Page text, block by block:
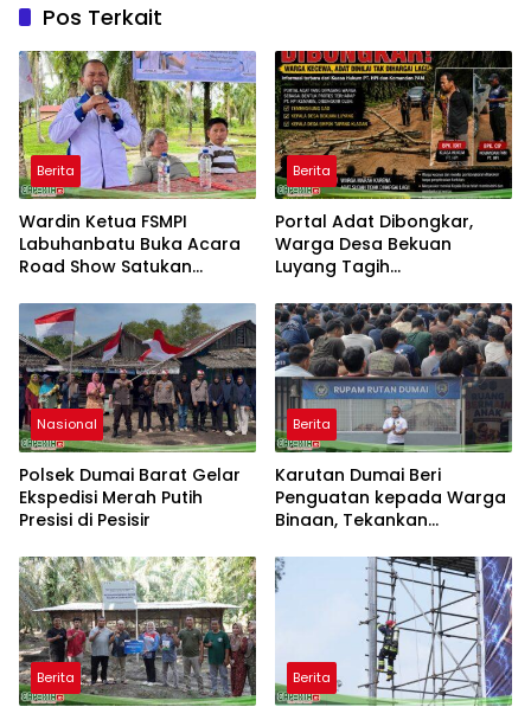
Pos Terkait
Berita
Wardin Ketua FSMPI
Labuhanbatu Buka Acara
Road Show Satukan
Perkebunan Kawal UU
Ketenagakerjaan Baru
Berita
Portal Adat Dibongkar,
Warga Desa Bekuan
Luyang Tagih
Humas PT HPI dan Kepala
Desa yang Diduga Terlibat
Nasional
Polsek Dumai Barat Gelar
Ekspedisi Merah Putih
Presisi di Pesisir
Berita
Karutan Dumai Beri
Penguatan kepada Warga
Binaan, Tekankan
Berita Berita